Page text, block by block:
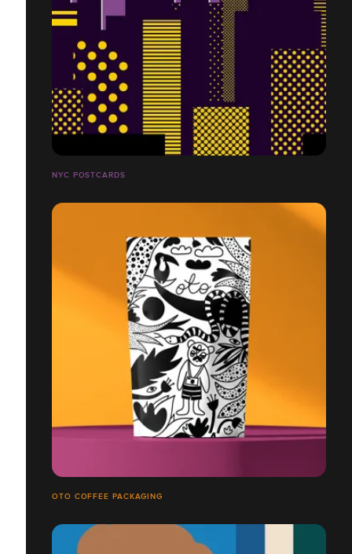
NYC POSTCARDS
OTO COFFEE PACKAGING